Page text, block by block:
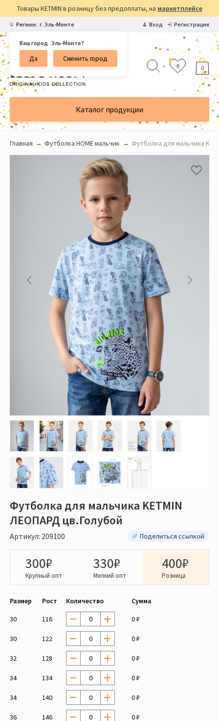
Товары KETMIN в розницу без предоплаты, на маркетплейсе
Регион: г. Эль-Монте
Ваш город Эль-Монте?
Да Сменить город
Вход Регистрация
0 0
Каталог продукции
Главная Футболка HOME мальчик Футболка для мальчика
Футболка для мальчика KETMIN
ЛЕОПАРД цв.Голубой
Артикул: 209100 Поделиться ссылкой
300₽
Крупный опт
330₽
Мелкий опт
400₽
Розница
Размер Рост Количество Сумма
30 116 0 ₽
30 122 0 ₽
32 128 0 ₽
34 134 0 ₽
34 140 0 ₽
36 146 0 ₽